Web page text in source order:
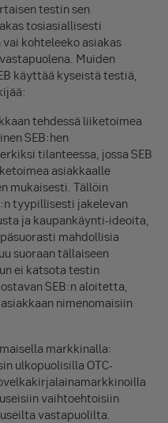
testin sen
tosiasiallisesti
kohteleeko asiakas
Muiden
käyttää kyseistä testiä,
tehdessä liiketoimea
SEB:hen
tilanteessa, jossa SEB
asiakkaalle
mukaisesti. Tällöin
tyypillisesti jakelevan
ja kaupankäynti-ideoita,
mahdollisia
suoraan tällaiseen
ei katsota testin
SEB:n aloitetta,
nimenomaisiin
markkinalla:
ulkopuolisilla OTC-
vaihtoehtoisiin
vastapuolilta.